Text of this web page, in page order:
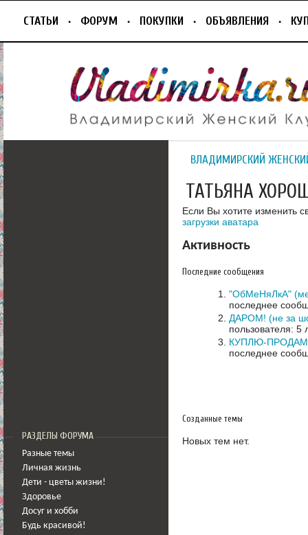
СТАТЬИ ФОРУМ ПОКУПКИ ОБЪЯВЛЕНИЯ
РАЗДЕЛЫ ФОРУМА
Разные темы
Личная жизнь
Дети - цветы жизни!
Здоровье
Досуг и хобби
Будь красивой!
ВЛАДИМИРСКИЙ
ТАТЬЯНА
Если Вы хотите изменить
загрузки аватара
Активность
Последние сообщения
"ОбМеНяЛкА"
последнее
ДАРОМ! (не за
пользователя: 5
КУПЛЮ-
последнее
Созданные темы
Новых тем нет.